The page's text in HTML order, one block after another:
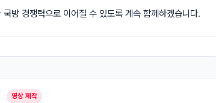
방 경쟁력으로 이어질 수 있도록 계속 함께하겠습니다.
영상 제작